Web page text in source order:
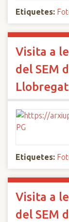
Etiquetes:
Visita a
del SEM
Llobregat
Etiquetes:
Visita a
del SEM